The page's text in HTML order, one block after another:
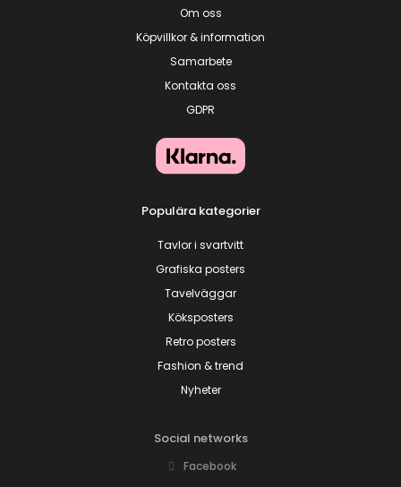
Om oss
Köpvillkor & information
Samarbete
Kontakta oss
GDPR
Populära kategorier
Tavlor i svartvitt
Grafiska posters
Tavelväggar
Köksposters
Retro posters
Fashion & trend
Nyheter
Social networks
Facebook